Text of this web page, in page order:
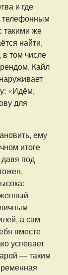
и где
телефонным
такими же
найти,
в том числе
Кайл
«Идём,
для
ему
итоге
под
а сам
вместе
успевает
— таким